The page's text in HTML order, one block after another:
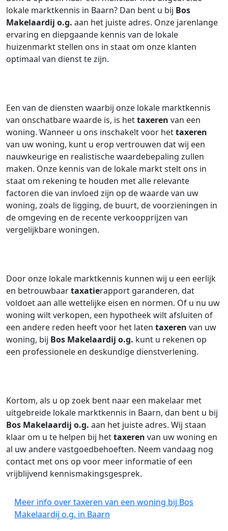
lokale marktkennis in Baarn? Dan bent u bij Bos
Makelaardij o.g. aan het juiste adres. Onze jarenlange
ervaring en diepgaande kennis van de lokale
huizenmarkt stellen ons in staat om onze klanten
optimaal van dienst te zijn.
Een van de diensten waarbij onze lokale marktkennis
van onschatbare waarde is, is hettaxeren van een
woning. Wanneer u ons inschakelt voor hettaxeren
van uw woning, kunt u erop vertrouwen dat wij een
nauwkeurige en realistische waardebepaling zullen
maken. Onze kennis van de lokale markt stelt ons in
staat om rekening te houden met alle relevante
factoren die van invloed zijn op de waarde van uw
woning, zoals de ligging, de buurt, de voorzieningen in
de omgeving en de recente verkoopprijzen van
vergelijkbare woningen.
Door onze lokale marktkennis kunnen wij u een eerlijk
en betrouwbaartaxatierapport garanderen, dat
voldoet aan alle wettelijke eisen en normen. Of u nu uw
woning wilt verkopen, een hypotheek wilt afsluiten of
een andere reden heeft voor het laten taxeren van uw
woning, bij Bos Makelaardij o.g. kunt u rekenen op
een professionele en deskundige dienstverlening.
Kortom, als u op zoek bent naar een makelaar met
uitgebreide lokale marktkennis in Baarn, dan bent u bij
Bos Makelaardij o.g. aan het juiste adres. Wij staan
klaar om u te helpen bij hettaxeren van uw woning en
al uw andere vastgoedbehoeften. Neem vandaag nog
contact met ons op voor meer informatie of een
vrijblijvend kennismakingsgesprek.
Meer info over taxeren van een woning bij Bos
Makelaardij o.g. in Baarn